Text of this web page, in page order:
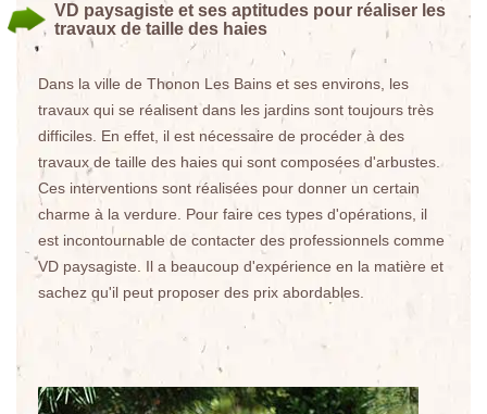
VD paysagiste et ses aptitudes pour réaliser les
travaux de taille des haies
Dans la ville de Thonon Les Bains et ses environs, les
travaux qui se réalisent dans les jardins sont toujours très
difficiles. En effet, il est nécessaire de procéder à des
travaux de taille des haies qui sont composées d'arbustes.
Ces interventions sont réalisées pour donner un certain
charme à la verdure. Pour faire ces types d'opérations, il
est incontournable de contacter des professionnels comme
VD paysagiste. Il a beaucoup d'expérience en la matière et
sachez qu'il peut proposer des prix abordables.